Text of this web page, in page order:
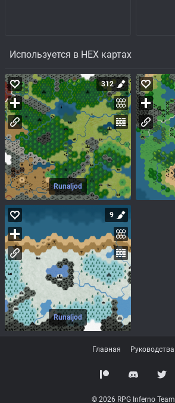
Используется в HEX картах
Runaljod
312
Runaljod
9
Главная Руководства
© 2026 RPG Inferno Team